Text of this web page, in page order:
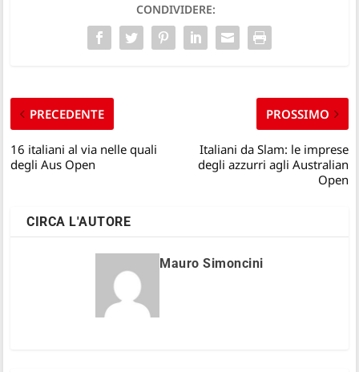
CONDIVIDERE:
PRECEDENTE
16 italiani al via nelle quali
degli Aus Open
PROSSIMO
Italiani da Slam: le imprese
degli azzurri agli Australian
Open
CIRCA L'AUTORE
Mauro Simoncini